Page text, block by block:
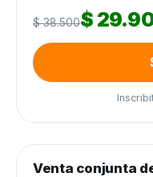
$ 38.500$
Venta conjunta
Venta conjunta